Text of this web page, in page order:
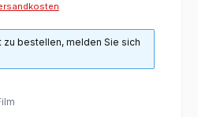
zu bestellen, melden Sie sich